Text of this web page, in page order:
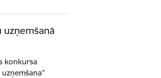
uzņemšanā
konkursa